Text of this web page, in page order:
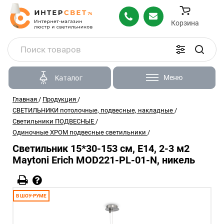
Корзина
Каталог Меню
Главная / Продукция /
СВЕТИЛЬНИКИ потолочные, подвесные, накладные /
Светильники ПОДВЕСНЫЕ /
Одиночные ХРОМ подвесные светильники /
Светильник 15*30-153 см, E14, 2-3 м2
Maytoni Erich MOD221-PL-01-N, никель
В ШОУ-РУМЕ